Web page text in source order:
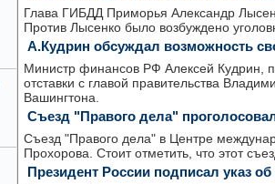
Глава ГИБДД Приморья Александр
Против Лысенко было возбуждено
А.Кудрин обсуждал возможность
Министр финансов РФ Алексей Кудрин,
отставки с главой правительства
Вашингтона.
Съезд "Правого дела"
Съезд "Правого дела" в Центре
Прохорова. Стоит отметить, что этот
Президент России подписал указ